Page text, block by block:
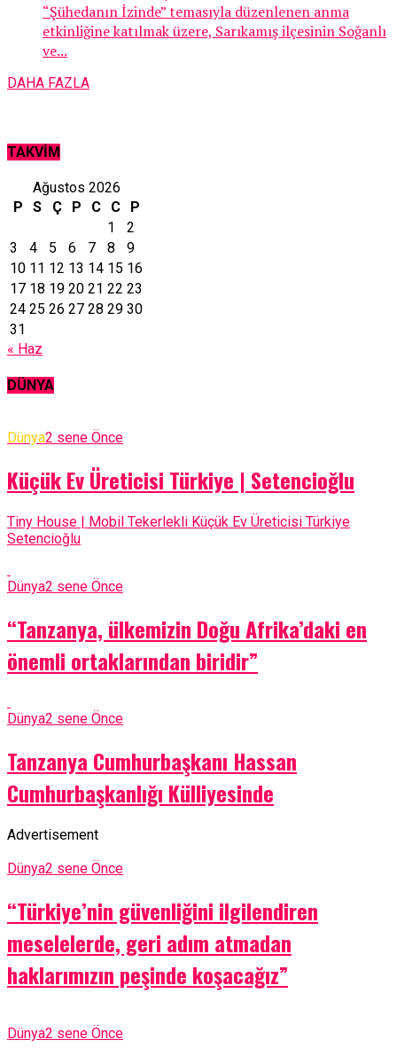
“Şühedanın İzinde” temasıyla düzenlenen anma
etkinliğine katılmak üzere, Sarıkamış ilçesinin Soğanlı
ve...
DAHA FAZLA
TAKVİM
Ağustos 2026
P
S Ç P C C
P
1
2
3
4 5 6 7 8
9
10 11 12 13 14 15 16
17 18 19 20 21 22 23
24 25 26 27 28 29 30
31
« Haz
DÜNYA
Dünya2 sene Önce
Küçük Ev Üreticisi Türkiye | Setencioğlu
Tiny House | Mobil Tekerlekli Küçük Ev Üreticisi Türkiye
Setencioğlu
Dünya2 sene Önce
“Tanzanya, ülkemizin Doğu Afrika’daki en
önemli ortaklarından biridir”
Dünya2 sene Önce
Tanzanya Cumhurbaşkanı Hassan
Cumhurbaşkanlığı Külliyesinde
Advertisement
Dünya2 sene Önce
“Türkiye’nin güvenliğini ilgilendiren
meselelerde, geri adım atmadan
haklarımızın peşinde koşacağız”
Dünya2 sene Önce